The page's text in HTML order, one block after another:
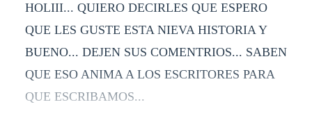
HOLIII... QUIERO DECIRLES QUE ESPERO
QUE LES GUSTE ESTA NIEVA HISTORIA Y
BUENO... DEJEN SUS COMENTRIOS... SABEN
QUE ESO ANIMA A LOS ESCRITORES PARA
QUE ESCRIBAMOS...